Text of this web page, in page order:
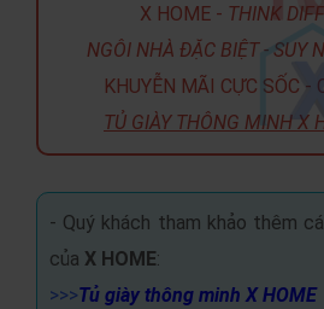
X HOME - THINK
NGÔI NHÀ ĐẶC BIỆT - SUY
KHUYỄN MÃI CỰC SỐC -
TỦ GIÀY THÔNG MINH X
- Quý khách tham khảo thêm
của X HOME:
>>>Tủ giày thông minh X HOME